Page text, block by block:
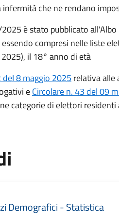
che ne rendano
è stato pubblicato
compresi nelle liste
il 18° anno di età
del 8 maggio 2025 relativa alle
eCircolare n. 43 del 09
categorie di elettori residenti
Demografici - Statistica